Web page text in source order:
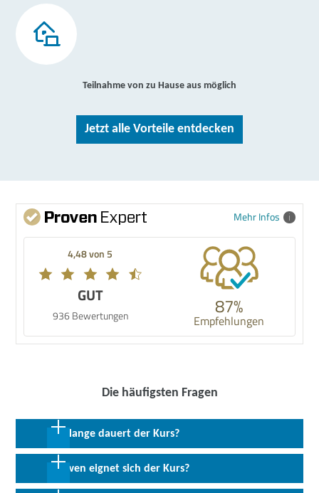
Teilnahme von zu Hause aus möglich
Jetzt alle Vorteile entdecken
Mehr Infos
4,48 von 5
GUT
936 Bewertungen 87%
Empfehlungen
Die häufigsten Fragen
Wie lange dauert der Kurs?
2 Wochen in Vollzeit
Für wen eignet sich der Kurs?